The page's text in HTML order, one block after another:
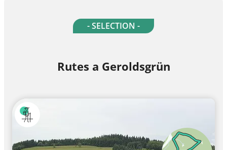
- SELECTION -
Rutes a Geroldsgrün